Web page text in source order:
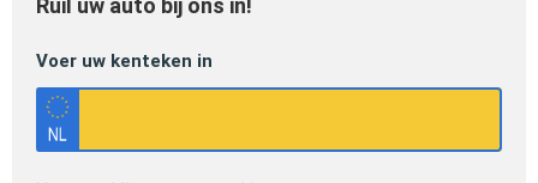
Ruil uw auto bij ons in!
Voer uw kenteken in